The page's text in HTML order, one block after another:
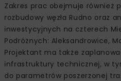
Zakres prac obejmuje również
rozbudowy węzła Rudno oraz
inwestycyjnych na czterech
Podróżnych: Aleksandrowice,
Projektant ma także
infrastruktury technicznej, w
do parametrów poszerzonej